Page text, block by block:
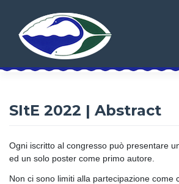
content
SItE 2022 | Abstract
Ogni iscritto al congresso può presentare
ed un solo poster come primo autore.
Non ci sono limiti alla partecipazione come